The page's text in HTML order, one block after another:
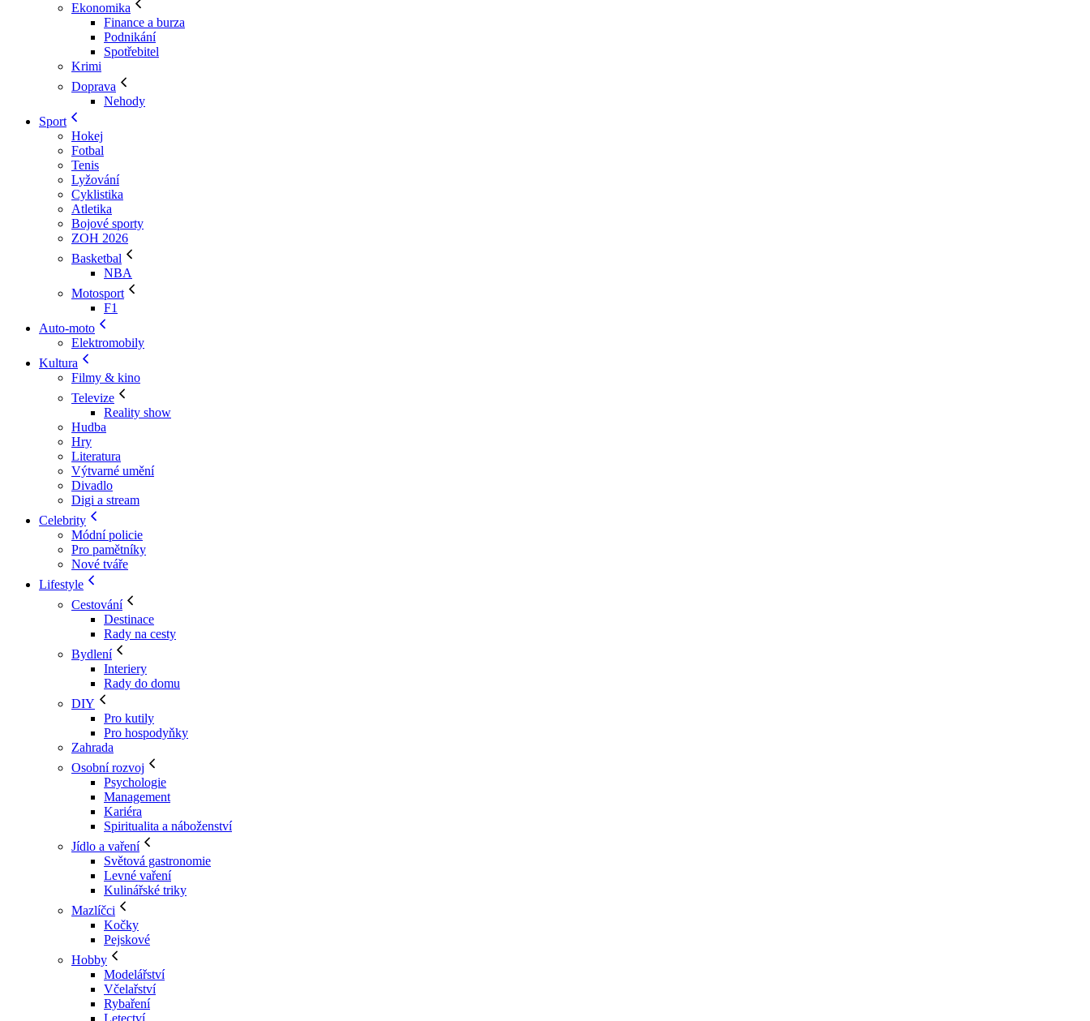
Ekonomika
Finance a burza
Podnikání
Spotřebitel
Krimi
Doprava
Nehody
Sport
Hokej
Fotbal
Tenis
Lyžování
Cyklistika
Atletika
Bojové sporty
ZOH 2026
Basketbal
NBA
Motosport
F1
Auto-moto
Elektromobily
Kultura
Filmy & kino
Televize
Reality show
Hudba
Hry
Literatura
Výtvarné umění
Divadlo
Digi a stream
Celebrity
Módní policie
Pro pamětníky
Nové tváře
Lifestyle
Cestování
Destinace
Rady na cesty
Bydlení
Interiery
Rady do domu
DIY
Pro kutily
Pro hospodyňky
Zahrada
Osobní rozvoj
Psychologie
Management
Kariéra
Spiritualita a náboženství
Jídlo a vaření
Světová gastronomie
Levné vaření
Kulinářské triky
Mazlíčci
Kočky
Pejskové
Hobby
Modelářství
Včelařství
Rybaření
Letectví